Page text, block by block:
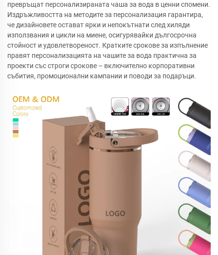
превръщат персонализираната чаша за вода в ценни спомени.
Издръжливостта на методите за персонализация гарантира,
че дизайновете остават ярки и непокътнати след хиляди
използвания и цикли на миене, осигурявайки дългосрочна
стойност и удовлетвореност. Кратките срокове за изпълнение
правят персонализацията на чашите за вода практична за
проекти със строги срокове – включително корпоративни
събития, промоционални кампании и поводи за подаръци.